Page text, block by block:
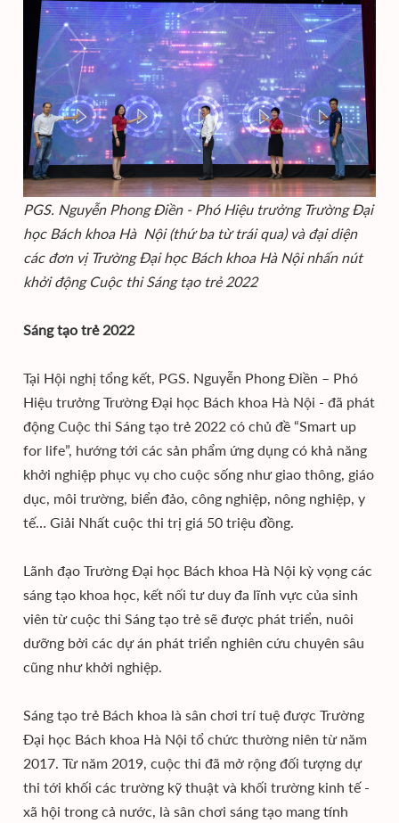
PGS. Nguyễn Phong Điền - Phó Hiệu trưởng Trường Đại
học Bách khoa Hà Nội (thứ ba từ trái qua) và đại diện
các đơn vị Trường Đại học Bách khoa Hà Nội nhấn nút
khởi động Cuộc thi Sáng tạo trẻ 2022
Sáng tạo trẻ 2022
Tại Hội nghị tổng kết, PGS. Nguyễn Phong Điền – Phó
Hiệu trưởng Trường Đại học Bách khoa Hà Nội - đã phát
động Cuộc thi Sáng tạo trẻ 2022 có chủ đề “Smart up
for life”, hướng tới các sản phẩm ứng dụng có khả năng
khởi nghiệp phục vụ cho cuộc sống như giao thông, giáo
dục, môi trường, biển đảo, công nghiệp, nông nghiệp, y
tế… Giải Nhất cuộc thi trị giá 50 triệu đồng.
Lãnh đạo Trường Đại học Bách khoa Hà Nội kỳ vọng các
sáng tạo khoa học, kết nối tư duy đa lĩnh vực của sinh
viên từ cuộc thi Sáng tạo trẻ sẽ được phát triển, nuôi
dưỡng bởi các dự án phát triển nghiên cứu chuyên sâu
cũng như khởi nghiệp.
Sáng tạo trẻ Bách khoa là sân chơi trí tuệ được Trường
Đại học Bách khoa Hà Nội tổ chức thường niên từ năm
2017. Từ năm 2019, cuộc thi đã mở rộng đối tượng dự
thi tới khối các trường kỹ thuật và khối trường kinh tế -
xã hội trong cả nước, là sân chơi sáng tạo mang tính